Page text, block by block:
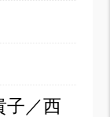
子／西